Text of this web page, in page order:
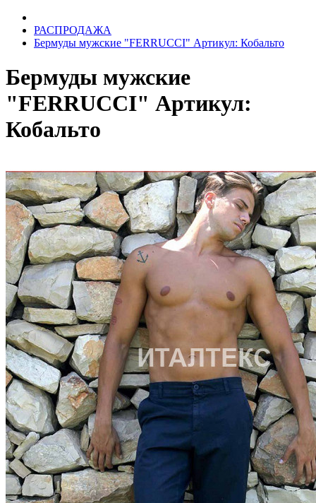
РАСПРОДАЖА
Бермуды мужские "FERRUCCI" Артикул: Кобальто
Бермуды мужские
"FERRUCCI" Артикул:
Кобальто